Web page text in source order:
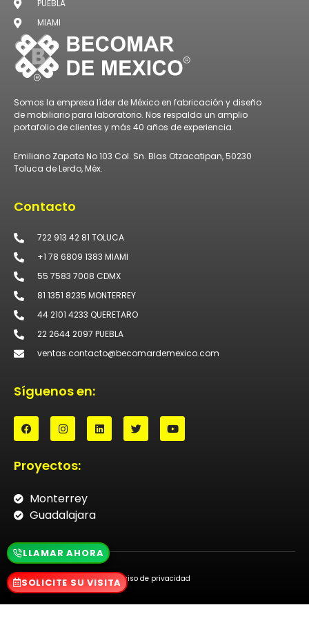
PUEBLA
MIAMI
Somos la empresa líder de México en fabricación y diseño
de mobiliario para laboratorio. Nos respalda un amplio
portafolio de clientes y más 40 años de experiencia.
Emiliano Zapata No 103 Col. Sn. Blas Otzacatipan, 50230
Toluca de Lerdo, Méx.
Contacto
722 913 42 81 TOLUCA
+1 78 6809 1383 MIAMI
55 7583 7008 CDMX
81 1351 8235 MONTERREY
44 2101 4233 QUERETARO
22 2644 2097 PUEBLA
ventas.contacto@becomardemexico.com
Síguenos en:
Proyectos:
Monterrey
Guadalajara
Aviso de privacidad
LLAMAR AHORA
SOLICITE SU VISITA